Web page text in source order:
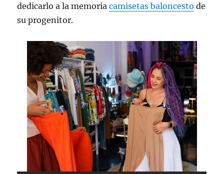
dedicarlo a la memoriacamisetas baloncesto de
su progenitor.